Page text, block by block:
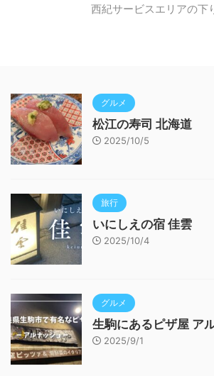
西紀サービスエリアの下
グルメ
松江の寿司 北海道
2025/10/5
旅行
いにしえの宿 佳雲
2025/10/4
グルメ
生駒にあるピザ屋 ア
2025/9/1